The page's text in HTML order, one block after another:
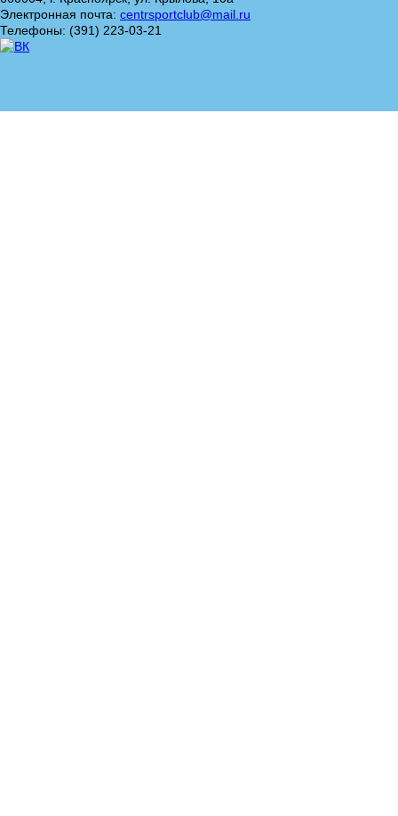
Электронная почта: centrsportclub@mail.ru
Телефоны: (391) 223-03-21